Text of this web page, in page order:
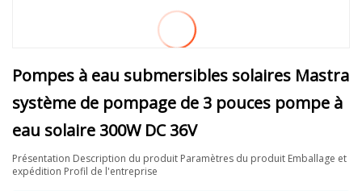
Pompes à eau submersibles solaires Mastra
système de pompage de 3 pouces pompe à
eau solaire 300W DC 36V
Présentation Description du produit Paramètres du produit Emballage et
expédition Profil de l'entreprise